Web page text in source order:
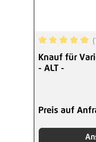
Knauf für
- ALT -
Preis auf